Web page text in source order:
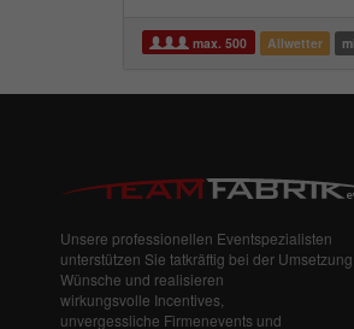
max. 500 Allwetter
Unsere professionellen Eventspezialisten
unterstützen Sie tatkräftig bei der
Wünsche und realisieren
wirkungsvolle Incentives,
unvergessliche Firmenevents und